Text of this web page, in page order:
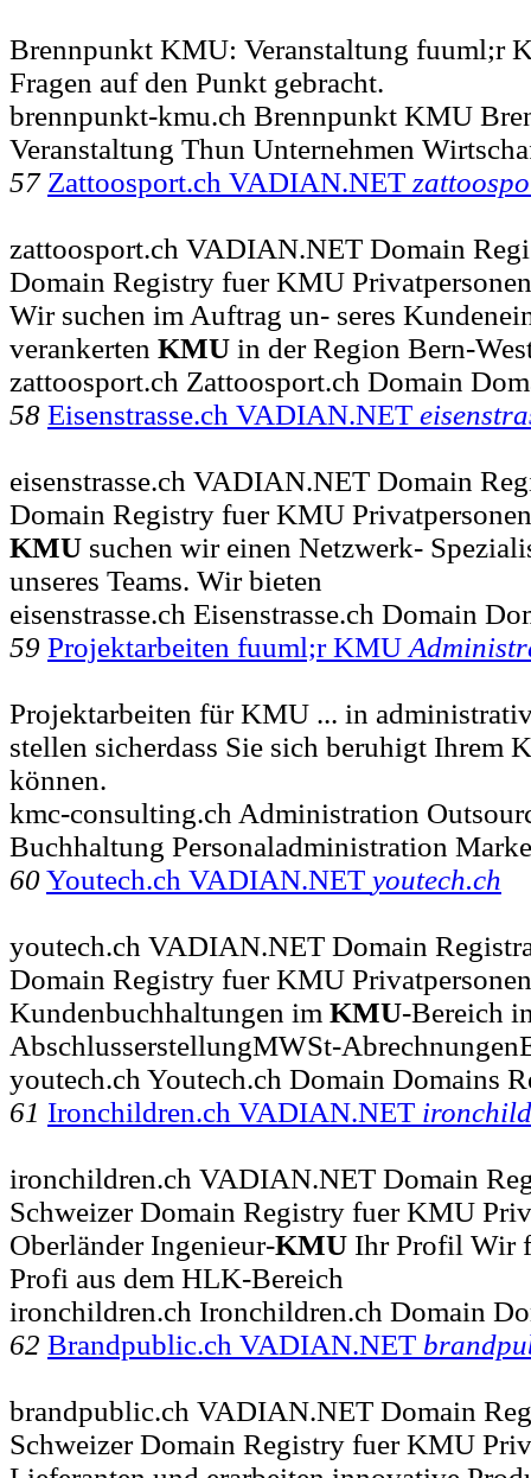
Brennpunkt KMU: Veranstaltung fuuml;r
Fragen auf den Punkt gebracht.
brennpunkt-kmu.ch Brennpunkt KMU
Veranstaltung Thun Unternehmen
57 Zattoosport.ch VADIAN.NET
zattoosport.ch VADIAN.NET Domain
Domain Registry fuer KMU
Wir suchen im Auftrag un- seres
verankerten KMU in der Region Bern-
zattoosport.ch Zattoosport.ch Domain
58 Eisenstrasse.ch VADIAN.NET
eisenstrasse.ch VADIAN.NET Domain
Domain Registry fuer KMU
KMU suchen wir einen Netzwerk-
unseres Teams. Wir bieten
eisenstrasse.ch Eisenstrasse.ch Domain
59 Projektarbeiten fuuml;r KMU
Projektarbeiten für KMU ... in
stellen sicherdass Sie sich beruhigt Ihrem
können.
kmc-consulting.ch Administration
Buchhaltung Personaladministration
60Youtech.ch VADIAN.NET youtech.ch
youtech.ch VADIAN.NET Domain
Domain Registry fuer KMU
Kundenbuchhaltungen im KMU-Bereich
AbschlusserstellungMWSt-
youtech.ch Youtech.ch Domain Domains
61 Ironchildren.ch VADIAN.NET
ironchildren.ch VADIAN.NET Domain
Schweizer Domain Registry fuer KMU
Oberländer Ingenieur-KMU Ihr Profil Wir
Profi aus dem HLK-Bereich
ironchildren.ch Ironchildren.ch Domain
62 Brandpublic.ch VADIAN.NET
brandpublic.ch VADIAN.NET Domain
Schweizer Domain Registry fuer KMU